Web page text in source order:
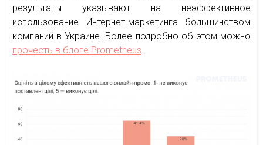
результаты указывают на неэффективное
использование Интернет-маркетинга большинством
компаний в Украине. Более подробно об этом можно
прочесть в блоге Prometheus.